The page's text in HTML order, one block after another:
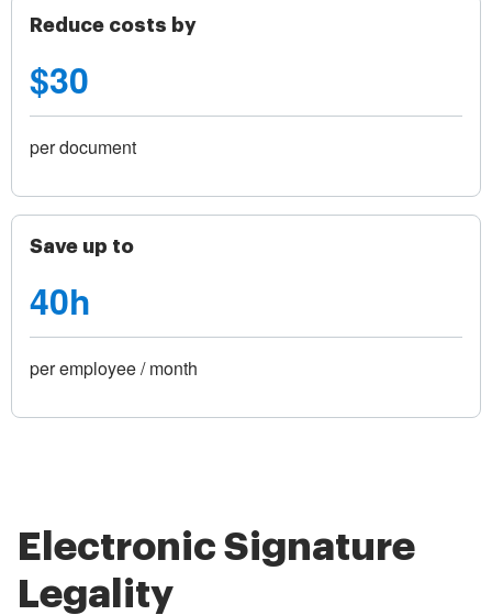
Reduce costs by
$30
per document
Save up to
40h
per employee / month
Electronic Signature
Legality